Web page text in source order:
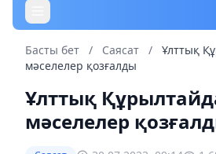
Басты бет / Саясат /
Ұлттық
мәселелер қозғалды
Ұлттық
мәселелер